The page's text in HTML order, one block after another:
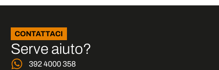
CONTATTACI
Serve aiuto?
392 4000 358